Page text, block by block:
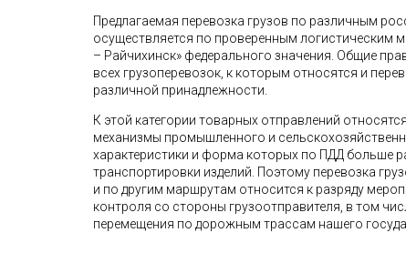
Предлагаемая перевозка грузов по различным
осуществляется по проверенным логистическим
– Райчихинск» федерального значения. Общие
всех грузоперевозок, к которым относятся и
различной принадлежности.
К этой категории товарных отправлений
механизмы промышленного и
характеристики и форма которых по ПДД больше
транспортировки изделий. Поэтому перевозка
и по другим маршрутам относится к разряду
контроля со стороны грузоотправителя, в том
перемещения по дорожным трассам нашего